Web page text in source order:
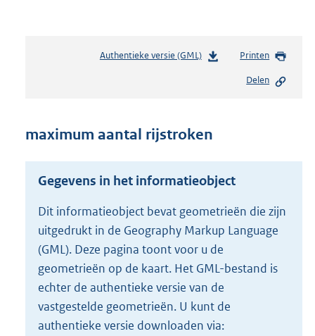
Authentieke versie (GML)b
n
s
r
o
t
t
e
2
K
b
Printen
Delen
maximum aantal rijstroken
Gegevens in het informatieobject
Dit informatieobject bevat geometrieën die zijn
uitgedrukt in de Geography Markup Language
(GML). Deze pagina toont voor u de
geometrieën op de kaart. Het GML-bestand is
echter de authentieke versie van de
vastgestelde geometrieën. U kunt de
authentieke versie downloaden via: